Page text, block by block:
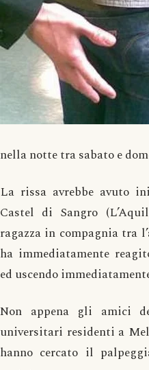
nella notte tra sabato e
La rissa avrebbe avuto
Castel di Sangro
ragazza in compagnia tra
ha immediatamente
ed uscendo
Non appena gli amici
universitari residenti a
hanno cercato il